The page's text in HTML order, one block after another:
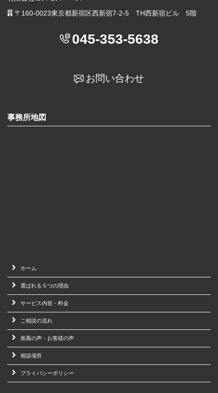
〒160-0023東京都新宿区西新宿7-2-5 TH西新宿ビル 5階
045-353-5638
お問い合わせ
事務所地図
ホーム
選ばれる５つの理由
サービス内容・料金
ご相談の流れ
推薦の声・お客様の声
相談場所
プライバシーポリシー